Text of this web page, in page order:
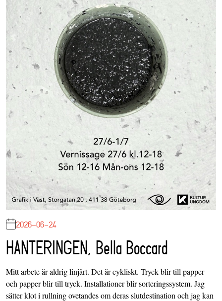
2026-06-24
HANTERINGEN, Bella Boccard
Mitt arbete är aldrig linjärt. Det är cykliskt. Tryck blir till papper
och papper blir till tryck. Installationer blir sorteringssystem. Jag
sätter klot i rullning ovetandes om deras slutdestination och jag kan